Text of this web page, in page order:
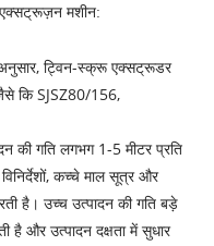
एक्सट्रूज़न मशीन:
ट्विन-स्क्रू एक्सट्रूडर
कि SJSZ80/156,
की गति लगभग 1-5 मीटर प्रति
कच्चे माल सूत्र और
है। उच्च उत्पादन की गति बड़े
है और उत्पादन दक्षता में सुधार